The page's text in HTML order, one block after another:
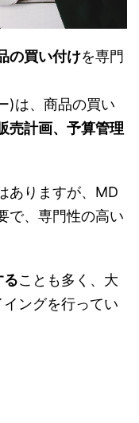
の買い付けを専門
)は、商品の買い
売計画、予算管理
ありますが、MD
で、専門性の高い
ることも多く、大
ングを行ってい